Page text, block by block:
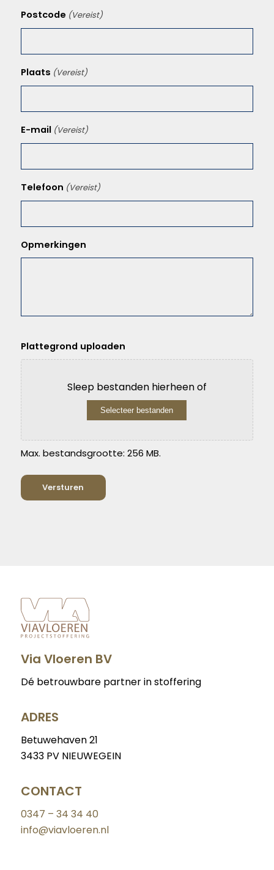
Postcode (Vereist)
Plaats (Vereist)
E-mail (Vereist)
Telefoon (Vereist)
Opmerkingen
Plattegrond uploaden
Sleep bestanden hierheen of
Selecteer bestanden
Max. bestandsgrootte: 256 MB.
Via Vloeren BV
Dé betrouwbare partner in stoffering
ADRES
Betuwehaven 21
3433 PV NIEUWEGEIN
CONTACT
0347 – 34 34 40
info@viavloeren.nl